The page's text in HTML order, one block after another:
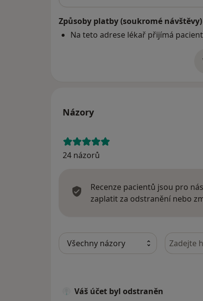
Způsoby platby (soukromé návštěvy)
Na teto adrese lékař přijímá
Názory
24 názorů
Recenze pacientů jsou pro
zaplatit za odstranění nebo
Hledejte
Váš účet byl odstraněn